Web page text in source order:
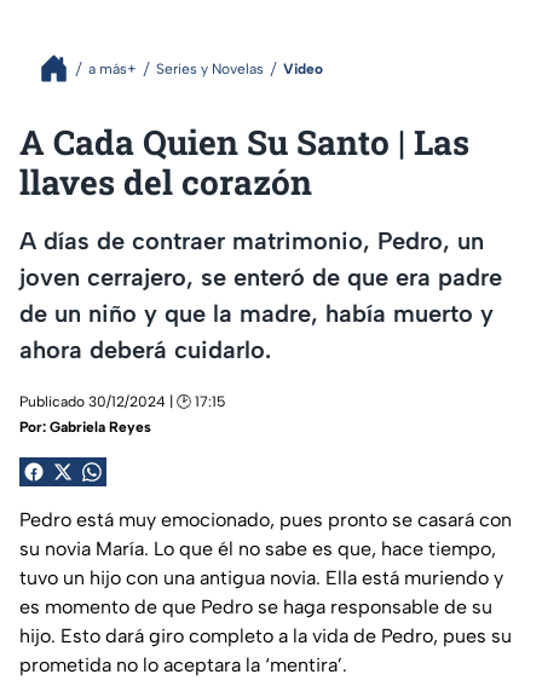
a más+ Series y Novelas Video
A Cada Quien Su Santo | Las
llaves del corazón
A días de contraer matrimonio, Pedro, un
joven cerrajero, se enteró de que era padre
de un niño y que la madre, había muerto y
ahora deberá cuidarlo.
Publicado 30/12/2024 | 🕑 17:15
Por: Gabriela Reyes
Pedro está muy emocionado, pues pronto se casará con
su novia María. Lo que él no sabe es que, hace tiempo,
tuvo un hijo con una antigua novia. Ella está muriendo y
es momento de que Pedro se haga responsable de su
hijo. Esto dará giro completo a la vida de Pedro, pues su
prometida no lo aceptara la ‘mentira’.